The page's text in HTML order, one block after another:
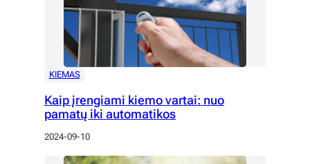
KIEMAS
Kaip įrengiami kiemo vartai: nuo
pamatų iki automatikos
2024-09-10